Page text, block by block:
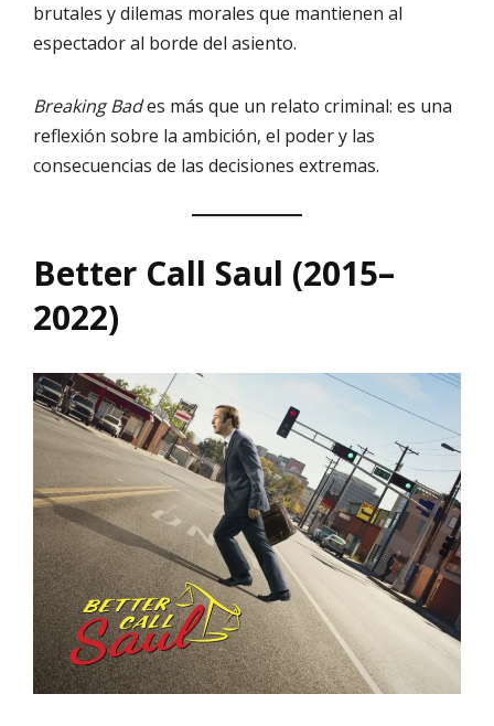
brutales y dilemas morales que mantienen al
espectador al borde del asiento.
Breaking Bades más que un relato criminal: es una
reflexión sobre la ambición, el poder y las
consecuencias de las decisiones extremas.
Better Call Saul (2015–
2022)